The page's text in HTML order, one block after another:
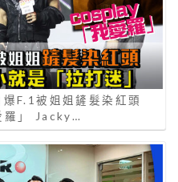
F.1被姐姐鏟髮染紅頭
羅」 Jacky…